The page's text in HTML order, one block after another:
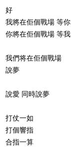
好
我將在佢個戰場 等你
你將在佢個戰場 等我
我們将在佢個戰場
說夢
說愛 同時說夢
打仗一如
打個響指
合指一算